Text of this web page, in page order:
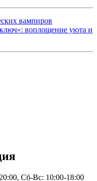
вампиров
воплощение уюта и
Сб-Вс: 10:00-18:00